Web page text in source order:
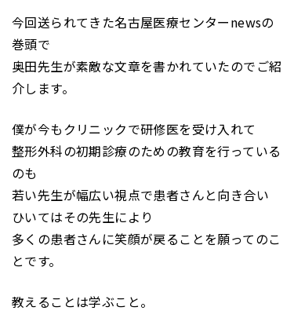
今回送られてきた名古屋医療センターnewsの
巻頭で
奥田先生が素敵な文章を書かれていたのでご紹
介します。
僕が今もクリニックで研修医を受け入れて
整形外科の初期診療のための教育を行っている
のも
若い先生が幅広い視点で患者さんと向き合い
ひいてはその先生により
多くの患者さんに笑顔が戻ることを願ってのこ
とです。
教えることは学ぶこと。